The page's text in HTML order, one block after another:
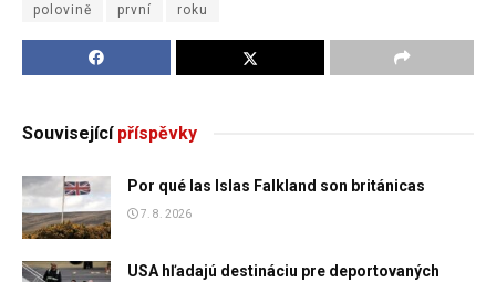
polovině první roku
Souvisejícípříspěvky
Por qué las Islas Falkland son británicas
7. 8. 2026
USA hľadajú destináciu pre deportovaných